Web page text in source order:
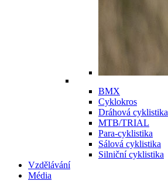
BMX
Cyklokros
Dráhová cyklistika
MTB/TRIAL
Para-cyklistika
Sálová cyklistika
Silniční cyklistika
Vzdělávání
Média